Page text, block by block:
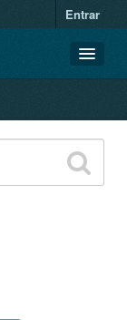
Entrar